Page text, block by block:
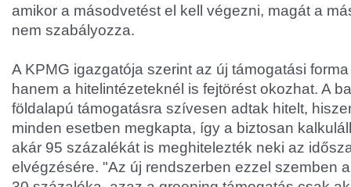
amikor a másodvetést el kell végezni, magát a
nem szabályozza.
A KPMG igazgatója szerint az új támogatási
hanem a hitelintézeteknél is fejtörést okozhat. A
földalapú támogatásra szívesen adtak hitelt,
minden esetben megkapta, így a biztosan
akár 95 százalékát is meghitelezték neki az
elvégzésére. "Az új rendszerben ezzel szemben